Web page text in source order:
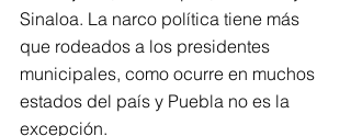
Sinaloa. La narco política tiene más
que rodeados a los presidentes
municipales, como ocurre en muchos
estados del país y Puebla no es la
excepción.